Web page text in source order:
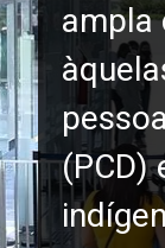
ampla
(PCD)